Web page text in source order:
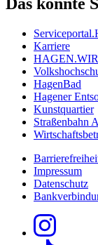
Karriere
HagenBad
Hagener
Kunstquartier
Straßenbahn
Impressum
Datenschutz